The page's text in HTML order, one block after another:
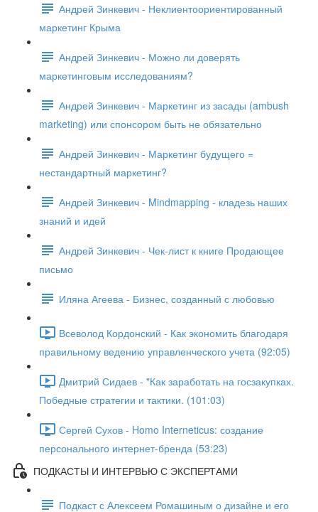
Андрей Зинкевич - Неклиентоориентированный
маркетинг Крыма
Андрей Зинкевич - Можно ли доверять
маркетинговым исследованиям?
Андрей Зинкевич - Маркетинг из засады (ambush
marketing) или спонсором быть не обязательно
Андрей Зинкевич - Маркетинг будущего =
нестандартный маркетинг?
Андрей Зинкевич - Mindmapping - кладезь наших
знаний и идей
Андрей Зинкевич - Чек-лист к книге Продающее
письмо
Иляна Агеева - Бизнес, созданный с любовью
Всеволод Кордонский - Как экономить благодаря
правильному ведению управленческого учета (92:05)
Дмитрий Сидаев - "Как заработать на госзакупках.
Победные стратегии и тактики. (101:03)
Сергей Сухов - Homo Interneticus: создание
персонального интернет-бренда (53:23)
ПОДКАСТЫ И ИНТЕРВЬЮ С ЭКСПЕРТАМИ
Подкаст с Алексеем Ромашиным о дизайне и его